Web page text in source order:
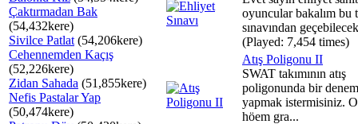
Çaktırmadan Bak
(54,432kere)
Sivilce Patlat (54,206kere)
Cehennemden Kaçış
(52,226kere)
Zidan Sahada (51,855kere)
Nefis Pastalar Yap
(50,474kere)
oyuncular bakalım bu
sınavından
(Played: 7,454 times)
Atış Poligonu II
SWAT takımının atış
poligonunda bir
yapmak istermisiniz.
höem gra...